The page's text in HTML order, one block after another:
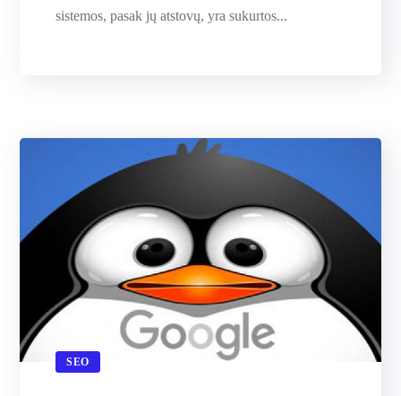
sistemos, pasak jų atstovų, yra sukurtos...
SEO